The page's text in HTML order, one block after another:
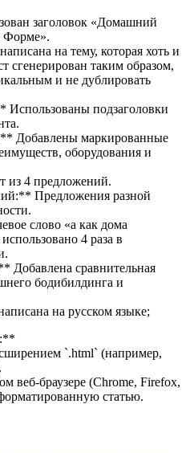
заголовок «Домашний
Форме».
на тему, которая хоть и
сгенерирован таким образом,
и не дублировать
подзаголовки
Добавлены маркированные
оборудования и
из 4 предложений.
Предложения разной
слово «а как дома
4 раза в
Добавлена сравнительная
бодибилдинга и
на русском языке;
`.html` (например,
веб-браузере (Chrome, Firefox,
статью.